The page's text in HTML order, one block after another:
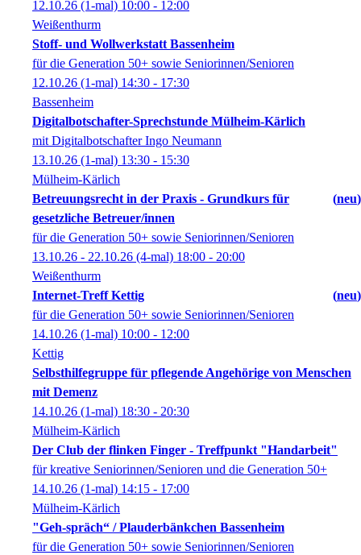
12.10.26 (1-mal) 10:00 - 12:00
Weißenthurm
Stoff- und Wollwerkstatt Bassenheim
für die Generation 50+ sowie Seniorinnen/Senioren
12.10.26 (1-mal) 14:30 - 17:30
Bassenheim
Digitalbotschafter-Sprechstunde Mülheim-Kärlich
mit Digitalbotschafter Ingo Neumann
13.10.26 (1-mal) 13:30 - 15:30
Mülheim-Kärlich
Betreuungsrecht in der Praxis - Grundkurs für
gesetzliche Betreuer/innen
neu
für die Generation 50+ sowie Seniorinnen/Senioren
13.10.26 - 22.10.26 (4-mal) 18:00 - 20:00
Weißenthurm
Internet-Treff Kettig
neu
für die Generation 50+ sowie Seniorinnen/Senioren
14.10.26 (1-mal) 10:00 - 12:00
Kettig
Selbsthilfegruppe für pflegende Angehörige von Menschen
mit Demenz
14.10.26 (1-mal) 18:30 - 20:30
Mülheim-Kärlich
Der Club der flinken Finger - Treffpunkt "Handarbeit"
für kreative Seniorinnen/Senioren und die Generation 50+
14.10.26 (1-mal) 14:15 - 17:00
Mülheim-Kärlich
"Geh-spräch“ / Plauderbänkchen Bassenheim
für die Generation 50+ sowie Seniorinnen/Senioren